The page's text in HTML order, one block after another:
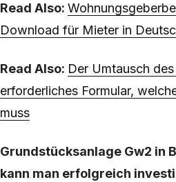
Read Also:
Download für Mieter in
Read Also: Der Umtausch
erforderliches Formular,
muss
Grundstücksanlage Gw2 in
kann man erfolgreich